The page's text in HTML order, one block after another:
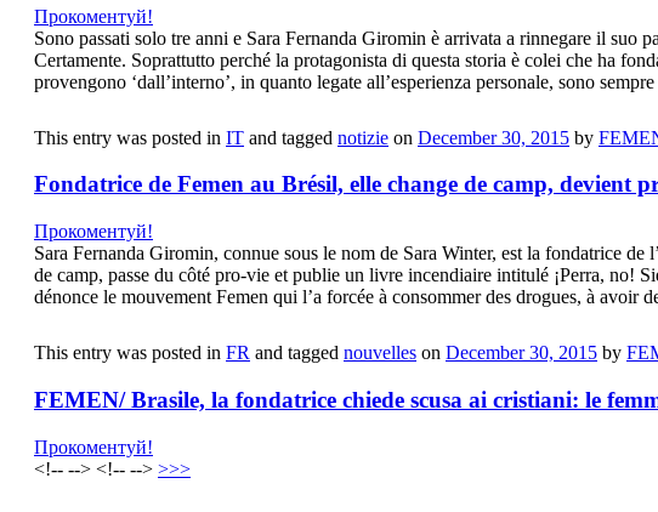
Прокоментуй!
Sono passati solo tre anni e Sara Fernanda Giromin è arrivata a rinnegare il suo
Certamente. Soprattutto perché la protagonista di questa storia è colei che ha
provengono ‘dall’interno’, in quanto legate all’esperienza personale, sono
This entry was posted in IT and tagged notizie on December 30, 2015 by
Fondatrice de Femen au Brésil, elle change de camp, devient
Прокоментуй!
Sara Fernanda Giromin, connue sous le nom de Sara Winter, est la fondatrice
de camp, passe du côté pro-vie et publie un livre incendiaire intitulé ¡Perra, no!
dénonce le mouvement Femen qui l’a forcée à consommer des drogues, à avoir
This entry was posted in FR and tagged nouvelles on December 30, 2015 by
FEMEN/ Brasile, la fondatrice chiede scusa ai cristiani: le
Прокоментуй!
<!-- --> <!-- --> >>>